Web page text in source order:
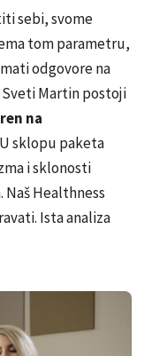
sebi, svome
tom parametru,
odgovore na
Sveti Martin postoji
na
sklopu paketa
i sklonosti
Healthness
Ista analiza